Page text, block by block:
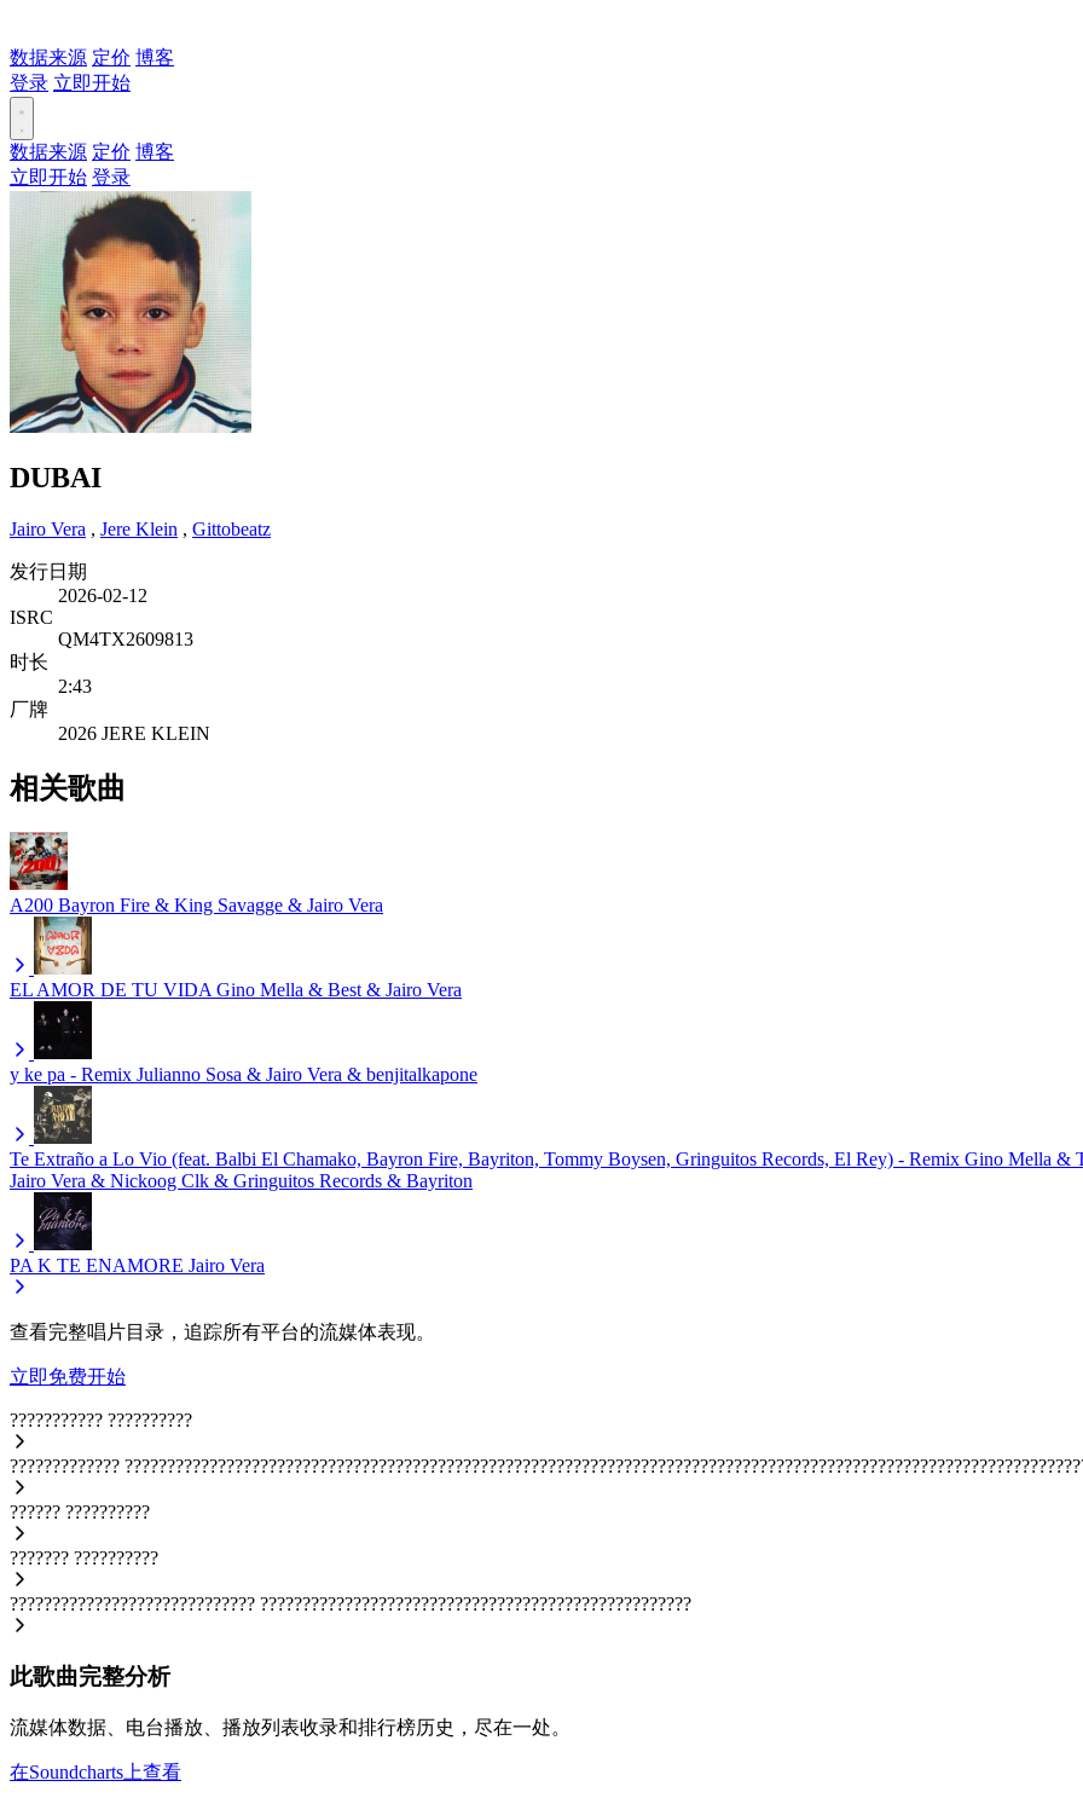
数据来源 定价 博客
登录 立即开始
数据来源 定价 博客
立即开始 登录
DUBAI
Jairo Vera , Jere Klein , Gittobeatz
发行日期
2026-02-12
ISRC
QM4TX2609813
时长
2:43
厂牌
2026 JERE KLEIN
相关歌曲
A200 Bayron Fire & King Savagge & Jairo Vera
EL AMOR DE TU VIDA Gino Mella & Best & Jairo Vera
y ke pa - Remix Julianno Sosa & Jairo Vera & benjitalkapone
Te Extraño a Lo Vio (feat. Balbi El Chamako, Bayron Fire, Bayriton, Tommy Boysen, Gringuitos Records, El Rey) - Remix Gino Mella &
Jairo Vera & Nickoog Clk & Gringuitos Records & Bayriton
PA K TE ENAMORE Jairo Vera
查看完整唱片目录，追踪所有平台的流媒体表现。
立即免费开始
??????????? ??????????
?????????????
?????? ??????????
??????? ??????????
????????????????????????????? ???????????????????????????????????????????????????
此歌曲完整分析
流媒体数据、电台播放、播放列表收录和排行榜历史，尽在一处。
在Soundcharts上查看